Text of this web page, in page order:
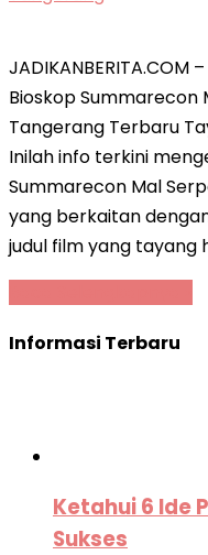
JADIKANBERITA.COM
Bioskop Summarecon
Tangerang Terbaru
Inilah info terkini
Summarecon Mal
yang berkaitan
judul film yang tayang
Informasi Terbaru
Ketahui 6 Ide
Sukses